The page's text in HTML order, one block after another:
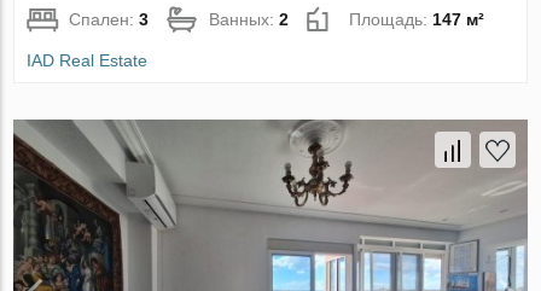
Спален:3 Ванных:2 Площадь: 147 м²
IAD Real Estate